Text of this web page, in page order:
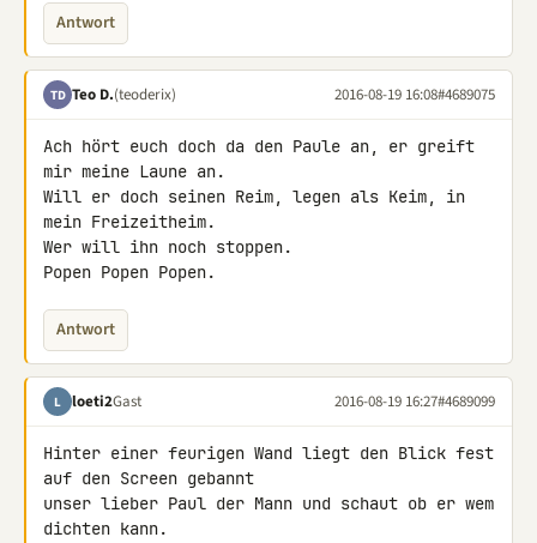
Antwort
TD Teo D.(teoderix) 2016-08-19 16:08#4689075
Ach hört euch doch da den Paule an, er greift
mir meine Laune an.
Will er doch seinen Reim, legen als Keim, in
mein Freizeitheim.
Wer will ihn noch stoppen.
Popen Popen Popen.
Antwort
L loeti2Gast 2016-08-19 16:27#4689099
Hinter einer feurigen Wand liegt den Blick fest
auf den Screen gebannt
unser lieber Paul der Mann und schaut ob er wem
dichten kann.